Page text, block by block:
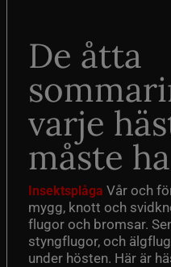
De åtta
varje
måste
Insektsplåga Vår och
mygg, knott och
flugor och bromsar.
styngflugor, och
under hösten. Här är